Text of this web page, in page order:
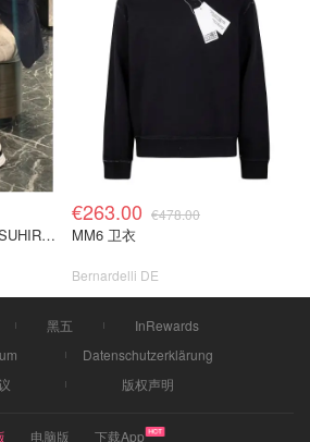
MM6 Maison MIHARA YASUHIRO Blakey Low 黑色帆布休闲鞋
€263.00 €478.00
MM6 卫衣
Bernardelli DE
黑五
InRewards
Datenschutzerklärung
版权声明
电脑版 下载App